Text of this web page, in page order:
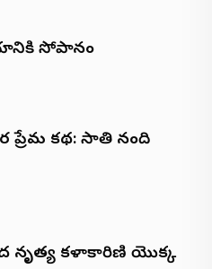
సోపానం
ప్రేమ కథ: సాతి నంది
నృత్య కళాకారిణి యొక్క